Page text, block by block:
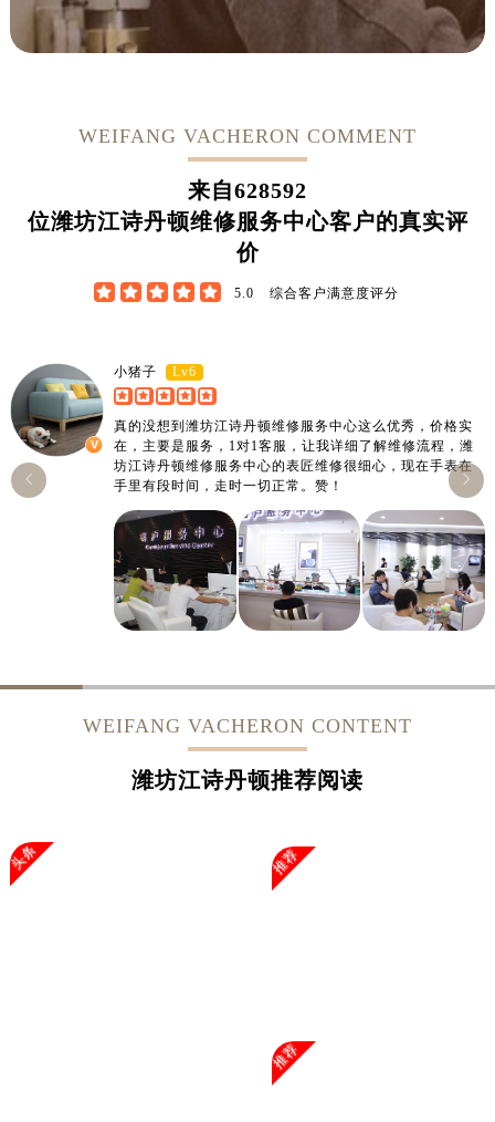
WEIFANG VACHERON COMMENT
来自628592
位潍坊江诗丹顿维修服务中心客户的真实评
价
     5.0 综合客户满意度评分
小猪子 Lv6
真的没想到潍坊江诗丹顿维修服务中心这么优秀，价格实
在，主要是服务，1对1客服，让我详细了解维修流程，潍
坊江诗丹顿维修服务中心的表匠维修很细心，现在手表在
手里有段时间，走时一切正常。赞！


WEIFANG VACHERON CONTENT
潍坊江诗丹顿推荐阅读
头条 推荐
推荐